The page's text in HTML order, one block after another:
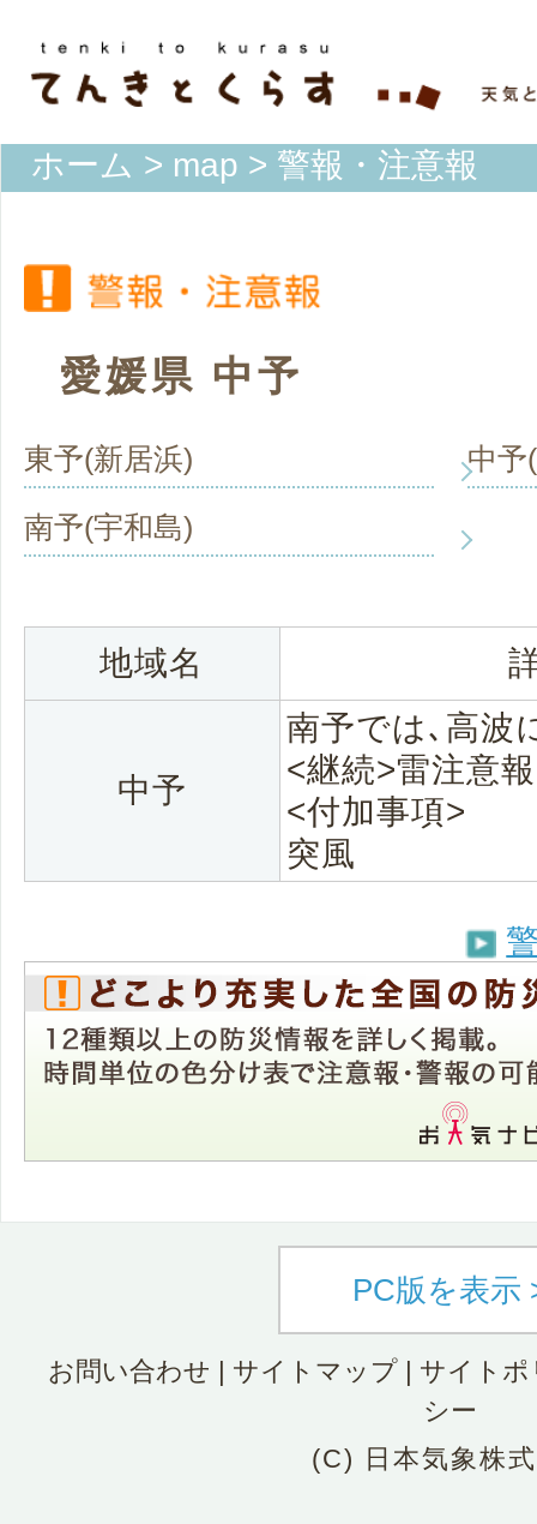
ホーム > map > 警報・注意報
愛媛県 中予
東予(新居浜) 中予
南予(宇和島)
地域名
中予
南予では､高波
<継続>雷注意報
<付加事項>
突風
PC版を表示
お問い合わせ サイトマップ| サイトポ
シー
(C) 日本気象株